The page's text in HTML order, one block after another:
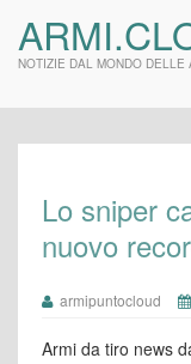
NOTIZIE DAL MONDO DELLE
Lo sniper
nuovo
armipuntocloud
Armi da tiro news